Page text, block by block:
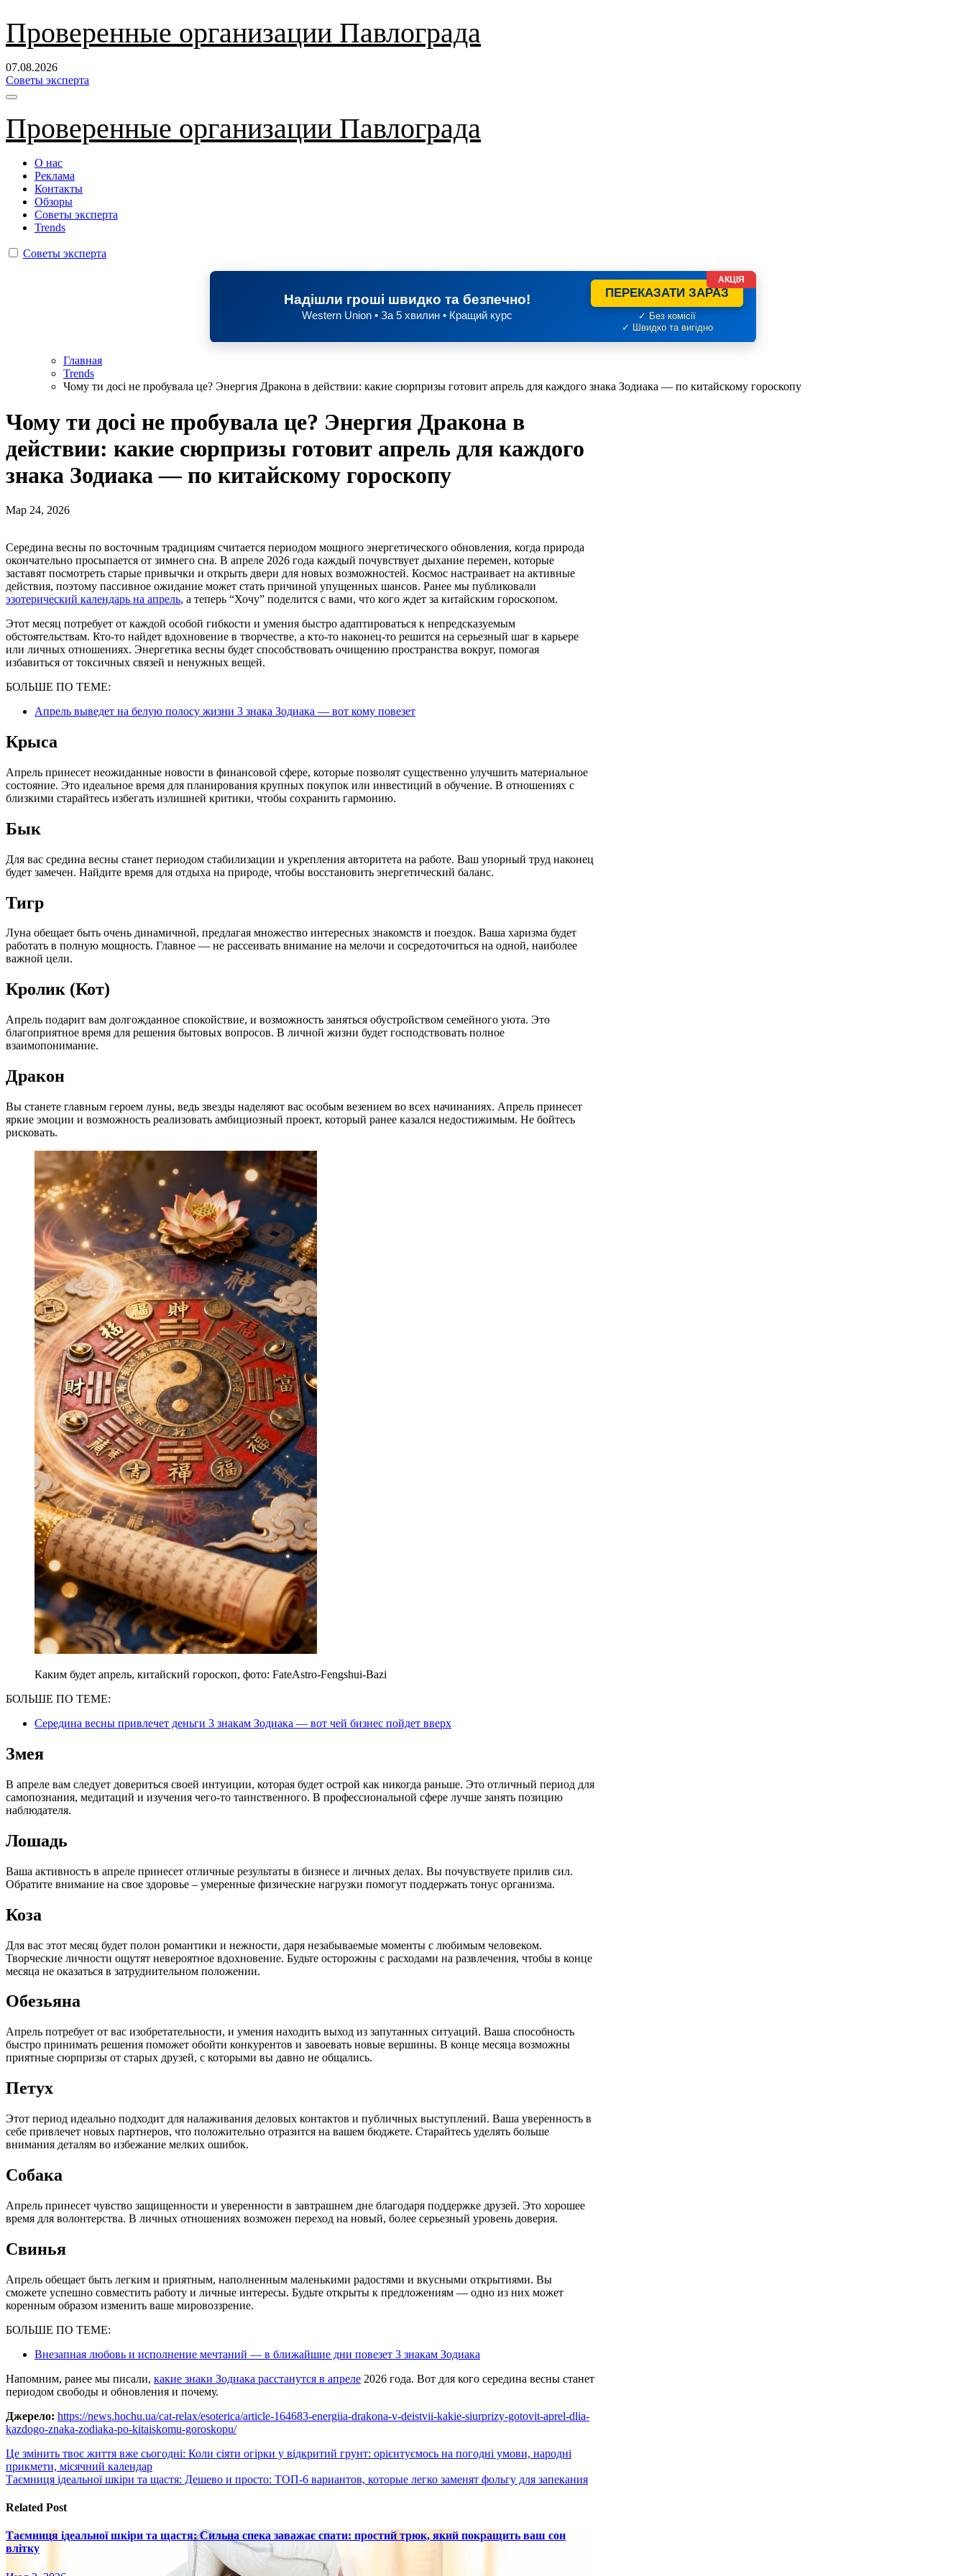
Перейти
содержанию
Проверенные организации Павлограда
07.08.2026
Советы эксперта
Проверенные организации Павлограда
О нас
Реклама
Контакты
Обзоры
Советы эксперта
Trends
Советы эксперта
Надішли гроші швидко та безпечно!
Western Union • За 5 хвилин • Кращий курс
ПЕРЕКАЗАТИ ЗАРАЗ
✓ Без комісії
✓ Швидко та вигідно
АКЦІЯ
Главная
Trends
Чому ти досі не пробувала це? Энергия Дракона в действии: какие сюрпризы готовит апрель для каждого знака Зодиака — по китайскому гороскопу
Чому ти досі не пробувала це? Энергия Дракона в
действии: какие сюрпризы готовит апрель для каждого
знака Зодиака — по китайскому гороскопу
Мар 24, 2026
Середина весны по восточным традициям считается периодом мощного энергетического обновления, когда природа
окончательно просыпается от зимнего сна. В апреле 2026 года каждый почувствует дыхание перемен, которые
заставят посмотреть старые привычки и открыть двери для новых возможностей. Космос настраивает на активные
действия, поэтому пассивное ожидание может стать причиной упущенных шансов. Ранее мы публиковали
эзотерический календарь на апрель, а теперь “Хочу” поделится с вами, что кого ждет за китайским гороскопом.
Этот месяц потребует от каждой особой гибкости и умения быстро адаптироваться к непредсказуемым
обстоятельствам. Кто-то найдет вдохновение в творчестве, а кто-то наконец-то решится на серьезный шаг в карьере
или личных отношениях. Энергетика весны будет способствовать очищению пространства вокруг, помогая
избавиться от токсичных связей и ненужных вещей.
БОЛЬШЕ ПО ТЕМЕ:
Апрель выведет на белую полосу жизни 3 знака Зодиака — вот кому повезет
Крыса
Апрель принесет неожиданные новости в финансовой сфере, которые позволят существенно улучшить материальное
состояние. Это идеальное время для планирования крупных покупок или инвестиций в обучение. В отношениях с
близкими старайтесь избегать излишней критики, чтобы сохранить гармонию.
Бык
Для вас средина весны станет периодом стабилизации и укрепления авторитета на работе. Ваш упорный труд наконец
будет замечен. Найдите время для отдыха на природе, чтобы восстановить энергетический баланс.
Тигр
Луна обещает быть очень динамичной, предлагая множество интересных знакомств и поездок. Ваша харизма будет
работать в полную мощность. Главное — не рассеивать внимание на мелочи и сосредоточиться на одной, наиболее
важной цели.
Кролик (Кот)
Апрель подарит вам долгожданное спокойствие, и возможность заняться обустройством семейного уюта. Это
благоприятное время для решения бытовых вопросов. В личной жизни будет господствовать полное
взаимопонимание.
Дракон
Вы станете главным героем луны, ведь звезды наделяют вас особым везением во всех начинаниях. Апрель принесет
яркие эмоции и возможность реализовать амбициозный проект, который ранее казался недостижимым. Не бойтесь
рисковать.
Каким будет апрель, китайский гороскоп, фото: FateAstro-Fengshui-Bazi
БОЛЬШЕ ПО ТЕМЕ:
Середина весны привлечет деньги 3 знакам Зодиака — вот чей бизнес пойдет вверх
Змея
В апреле вам следует довериться своей интуиции, которая будет острой как никогда раньше. Это отличный период для
самопознания, медитаций и изучения чего-то таинственного. В профессиональной сфере лучше занять позицию
наблюдателя.
Лошадь
Ваша активность в апреле принесет отличные результаты в бизнесе и личных делах. Вы почувствуете прилив сил.
Обратите внимание на свое здоровье – умеренные физические нагрузки помогут поддержать тонус организма.
Коза
Для вас этот месяц будет полон романтики и нежности, даря незабываемые моменты с любимым человеком.
Творческие личности ощутят невероятное вдохновение. Будьте осторожны с расходами на развлечения, чтобы в конце
месяца не оказаться в затруднительном положении.
Обезьяна
Апрель потребует от вас изобретательности, и умения находить выход из запутанных ситуаций. Ваша способность
быстро принимать решения поможет обойти конкурентов и завоевать новые вершины. В конце месяца возможны
приятные сюрпризы от старых друзей, с которыми вы давно не общались.
Петух
Этот период идеально подходит для налаживания деловых контактов и публичных выступлений. Ваша уверенность в
себе привлечет новых партнеров, что положительно отразится на вашем бюджете. Старайтесь уделять больше
внимания деталям во избежание мелких ошибок.
Собака
Апрель принесет чувство защищенности и уверенности в завтрашнем дне благодаря поддержке друзей. Это хорошее
время для волонтерства. В личных отношениях возможен переход на новый, более серьезный уровень доверия.
Свинья
Апрель обещает быть легким и приятным, наполненным маленькими радостями и вкусными открытиями. Вы
сможете успешно совместить работу и личные интересы. Будьте открыты к предложениям — одно из них может
коренным образом изменить ваше мировоззрение.
БОЛЬШЕ ПО ТЕМЕ:
Внезапная любовь и исполнение мечтаний — в ближайшие дни повезет 3 знакам Зодиака
Напомним, ранее мы писали, какие знаки Зодиака расстанутся в апреле 2026 года. Вот для кого середина весны станет
периодом свободы и обновления и почему.
Джерело: https://news.hochu.ua/cat-relax/esoterica/article-164683-energiia-drakona-v-deistvii-kakie-siurprizy-gotovit-aprel-dlia-
kazdogo-znaka-zodiaka-po-kitaiskomu-goroskopu/
Навигация
по
Це змінить твоє життя вже сьогодні: Коли сіяти огірки у відкритий грунт: орієнтуємось на погодні умови, народні
прикмети, місячний календар
Таємниця ідеальної шкіри та щастя: Дешево и просто: ТОП-6 вариантов, которые легко заменят фольгу для запекания
Related Post
Таємниця ідеальної шкіри та щастя: Сильна спека заважає спати: простий трюк, який покращить ваш сон
влітку